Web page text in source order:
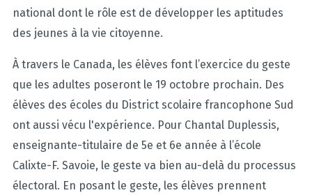
national dont le rôle est de développer les aptitudes
des jeunes à la vie citoyenne.
À travers le Canada, les élèves font l’exercice du geste
que les adultes poseront le 19 octobre prochain. Des
élèves des écoles du District scolaire francophone Sud
ont aussi vécu l'expérience. Pour Chantal Duplessis,
enseignante-titulaire de 5e et 6e année à l’école
Calixte-F. Savoie, le geste va bien au-delà du processus
électoral. En posant le geste, les élèves prennent